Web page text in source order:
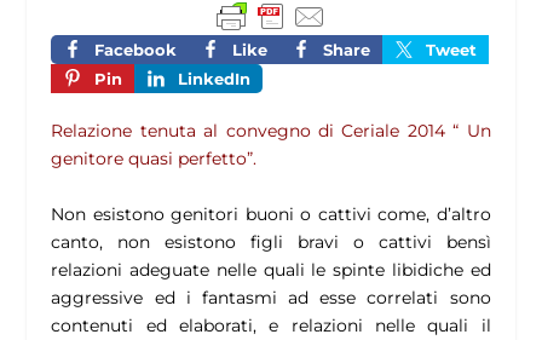
Facebook Like Share
Tweet
Pin
LinkedIn
Relazione tenuta al convegno di Ceriale 2014 “ Un
genitore quasi perfetto”.
Non esistono genitori buoni o cattivi come, d’altro
canto, non esistono figli bravi o cattivi bensì
relazioni adeguate nelle quali le spinte libidiche ed
aggressive ed i fantasmi ad esse correlati sono
contenuti ed elaborati, e relazioni nelle quali il